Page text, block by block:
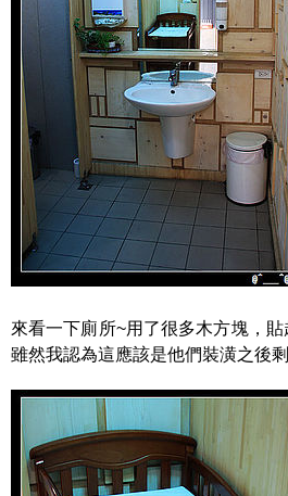
來看一下廁所~用了很多木方塊，貼
雖然我認為這應該是他們裝潢之後